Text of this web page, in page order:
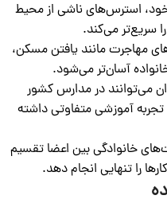
استرس‌های ناشی از محیط
سریع‌تر می‌کند.
مهاجرت مانند یافتن مسکن،
آسان‌تر می‌شود.
می‌توانند در مدارس کشور
آموزشی متفاوتی داشته
خانوادگی بین اعضا تقسیم
را تنهایی انجام دهد.